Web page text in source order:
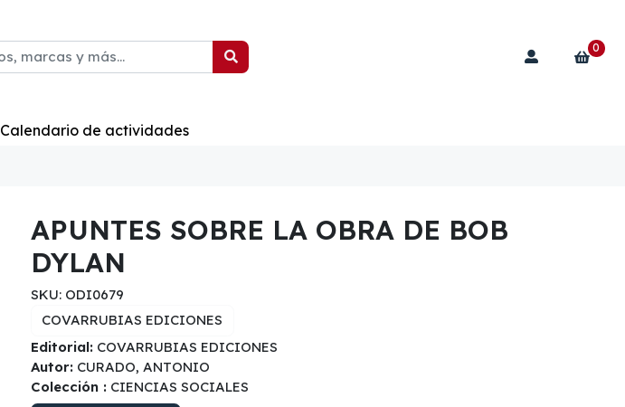
0
Calendario de actividades
APUNTES SOBRE LA OBRA DE BOB
DYLAN
SKU: ODI0679
COVARRUBIAS EDICIONES
Editorial: COVARRUBIAS EDICIONES
Autor: CURADO, ANTONIO
Colección : CIENCIAS SOCIALES